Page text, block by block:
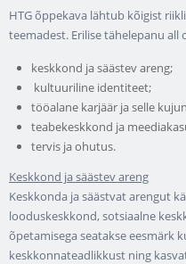
HTG õppekava lähtub kõigist
teemadest. Erilise tähelepanu all
keskkond ja säästev areng;
kultuuriline identiteet;
tööalane karjäär ja selle
teabekeskkond ja
tervis ja ohutus.
Keskkond ja säästev areng
Keskkonda ja säästvat arengut
looduskeskkond, sotsiaalne
õpetamisega seatakse eesmärk
keskkonnateadlikkust ning